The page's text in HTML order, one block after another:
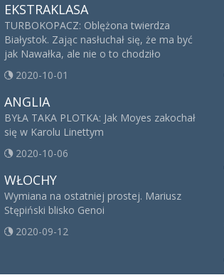
EKSTRAKLASA
TURBOKOPACZ: Oblężona twierdza
Białystok. Zając nasłuchał się, że ma być
jak Nawałka, ale nie o to chodziło
2020-10-01
ANGLIA
BYŁA TAKA PLOTKA: Jak Moyes zakochał
się w Karolu Linettym
2020-10-06
WŁOCHY
Wymiana na ostatniej prostej. Mariusz
Stępiński blisko Genoi
2020-09-12